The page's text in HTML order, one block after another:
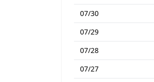
07/30
07/29
07/28
07/27